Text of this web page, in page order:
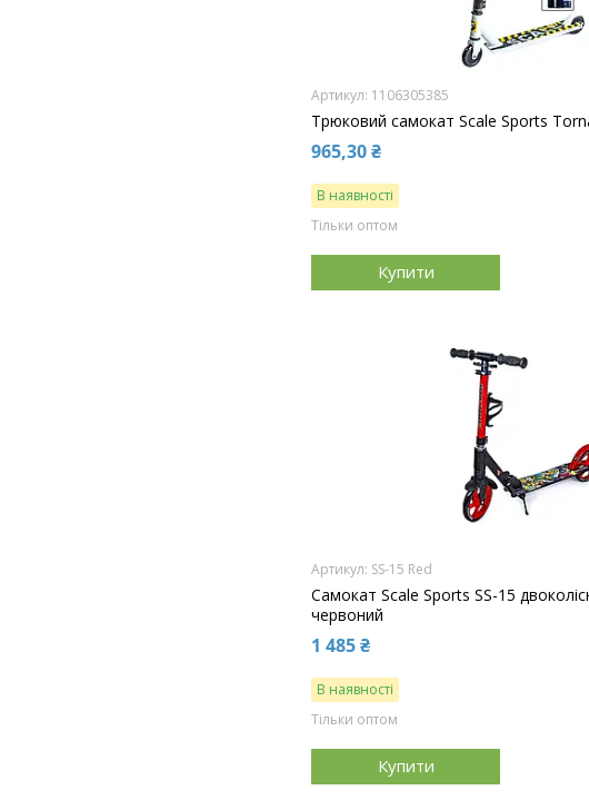
1106305385
Трюковий самокат Scale Sports
965,30 ₴
В наявності
Тільки оптом
Купити
SS-15 Red
Самокат Scale Sports SS-15
червоний
1 485 ₴
В наявності
Тільки оптом
Купити